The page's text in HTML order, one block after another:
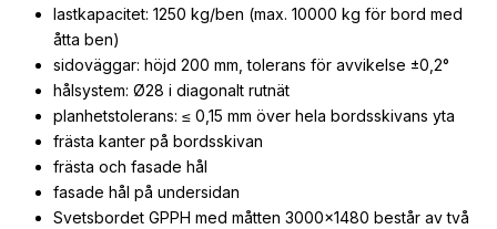
lastkapacitet: 1250 kg/ben (max. 10000 kg för bord med
åtta ben)
sidoväggar: höjd 200 mm, tolerans för avvikelse ±0,2°
hålsystem: Ø28 i diagonalt rutnät
planhetstolerans: ≤ 0,15 mm över hela bordsskivans yta
frästa kanter på bordsskivan
frästa och fasade hål
fasade hål på undersidan
Svetsbordet GPPH med måtten 3000×1480 består av två